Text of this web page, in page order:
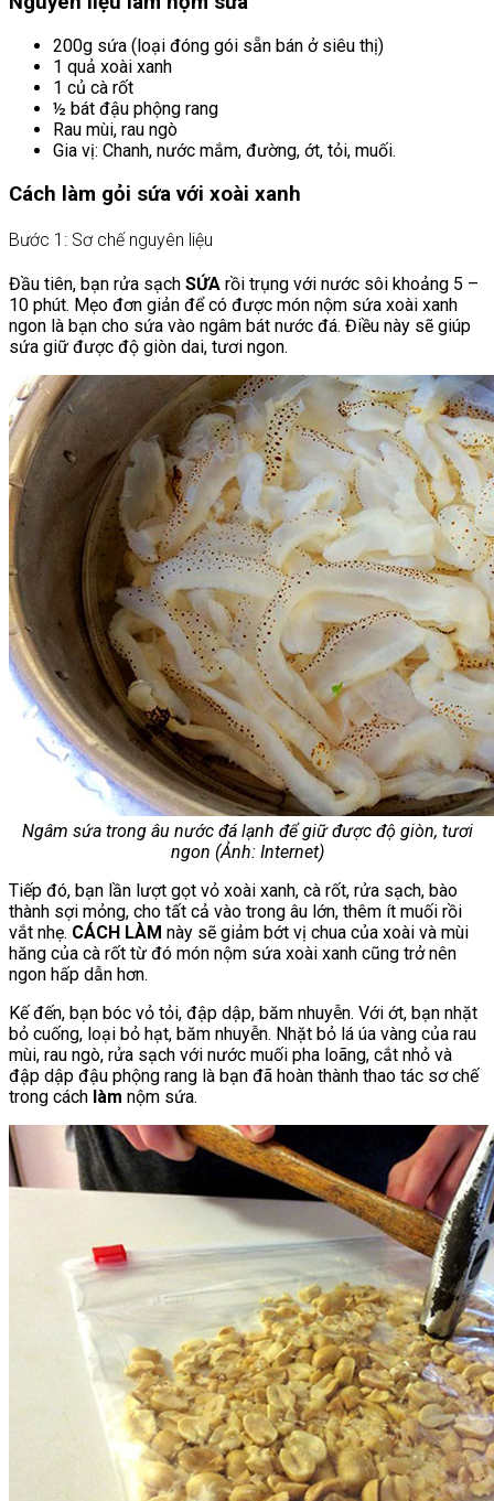
200g sứa (loại đóng gói sẵn bán ở siêu thị)
1 quả xoài xanh
1 củ cà rốt
½ bát đậu phộng rang
Rau mùi, rau ngò
Gia vị: Chanh, nước mắm, đường, ớt, tỏi, muối.
Cách làm gỏi sứa với xoài xanh
Bước 1: Sơ chế nguyên liệu
Đầu tiên, bạn rửa sạch SỨA rồi trụng với nước sôi khoảng 5 –
10 phút. Mẹo đơn giản để có được món nộm sứa xoài xanh
ngon là bạn cho sứa vào ngâm bát nước đá. Điều này sẽ giúp
sứa giữ được độ giòn dai, tươi ngon.
Ngâm sứa trong âu nước đá lạnh để giữ được độ giòn, tươi
ngon (Ảnh: Internet)
Tiếp đó, bạn lần lượt gọt vỏ xoài xanh, cà rốt, rửa sạch, bào
thành sợi mỏng, cho tất cả vào trong âu lớn, thêm ít muối rồi
vắt nhẹ. CÁCH LÀM này sẽ giảm bớt vị chua của xoài và mùi
hăng của cà rốt từ đó món nộm sứa xoài xanh cũng trở nên
ngon hấp dẫn hơn.
Kế đến, bạn bóc vỏ tỏi, đập dập, băm nhuyễn. Với ớt, bạn nhặt
bỏ cuống, loại bỏ hạt, băm nhuyễn. Nhặt bỏ lá úa vàng của rau
mùi, rau ngò, rửa sạch với nước muối pha loãng, cắt nhỏ và
đập dập đậu phộng rang là bạn đã hoàn thành thao tác sơ chế
trong cách làm nộm sứa.